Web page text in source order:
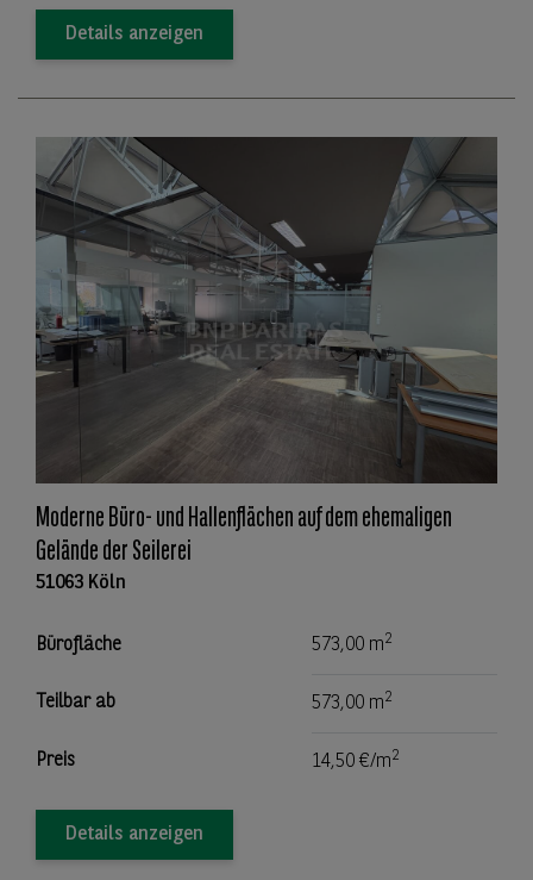
Details anzeigen
Moderne Büro- und Hallenflächen auf dem ehemaligen
Gelände der Seilerei
51063 Köln
Bürofläche 573,00 m2
Teilbar ab 573,00 m2
Preis 14,50 €/m2
Details anzeigen